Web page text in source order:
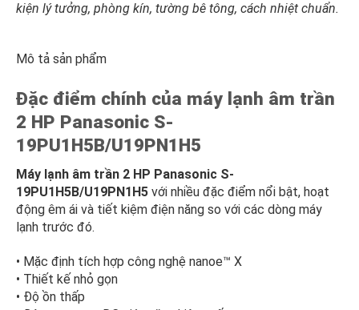
kiện lý tưởng, phòng kín, tường bê tông, cách nhiệt chuẩn.
Mô tả sản phẩm
Đặc điểm chính của máy lạnh âm trần
2 HP Panasonic S-
19PU1H5B/U19PN1H5
Máy lạnh âm trần 2 HP Panasonic S-
19PU1H5B/U19PN1H5 với nhiều đặc điểm nổi bật, hoạt
động êm ái và tiết kiệm điện năng so với các dòng máy
lạnh trước đó.
• Mặc định tích hợp công nghệ nanoe™ X
• Thiết kế nhỏ gọn
• Độ ồn thấp